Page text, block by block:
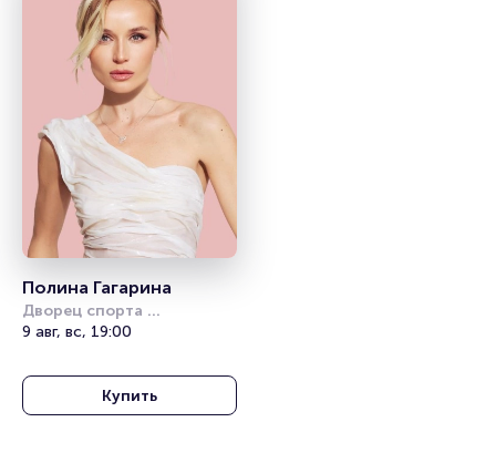
Полина Гагарина
Дворец спорта
«Янтарный»
9 авг, вс, 19:00
Купить